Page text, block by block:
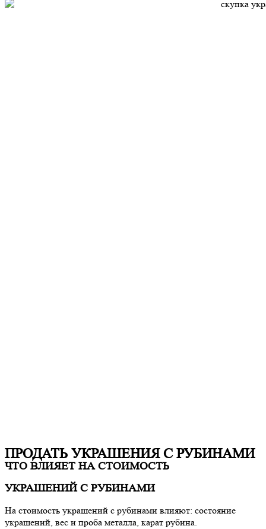
ПРОДАТЬ УКРАШЕНИЯ С РУБИНАМИ
ЧТО ВЛИЯЕТ НА СТОИМОСТЬ
УКРАШЕНИЙ С РУБИНАМИ
На стоимость украшений с рубинами влияют: состояние
украшений, вес и проба металла, карат рубина.